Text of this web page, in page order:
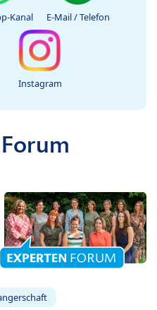
Kanal E-Mail / Telefon
Instagram